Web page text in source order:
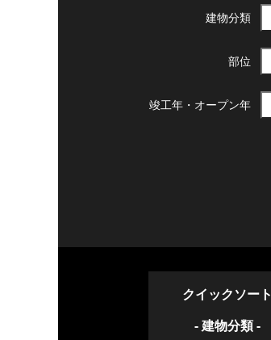
建物分類
部位
竣工年・ オープン年
クイックソート
- 建物分類 -